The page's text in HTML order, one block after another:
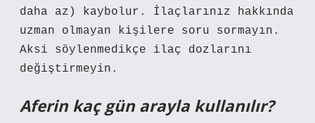
daha az) kaybolur. İlaçlarınız hakkında
uzman olmayan kişilere soru sormayın.
Aksi söylenmedikçe ilaç dozlarını
değiştirmeyin.
Aferin kaç gün arayla kullanılır?